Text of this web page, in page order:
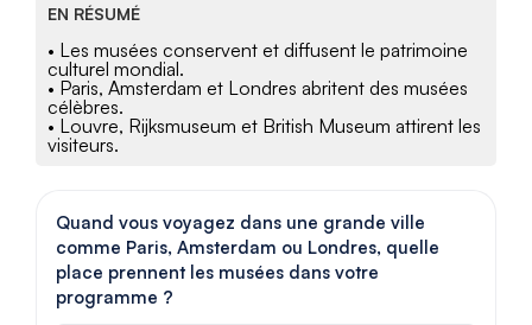
EN RÉSUMÉ
• Les musées conservent et diffusent le patrimoine
culturel mondial.
• Paris, Amsterdam et Londres abritent des musées
célèbres.
• Louvre, Rijksmuseum et British Museum attirent les
visiteurs.
Quand vous voyagez dans une grande ville
comme Paris, Amsterdam ou Londres, quelle
place prennent les musées dans votre
programme ?